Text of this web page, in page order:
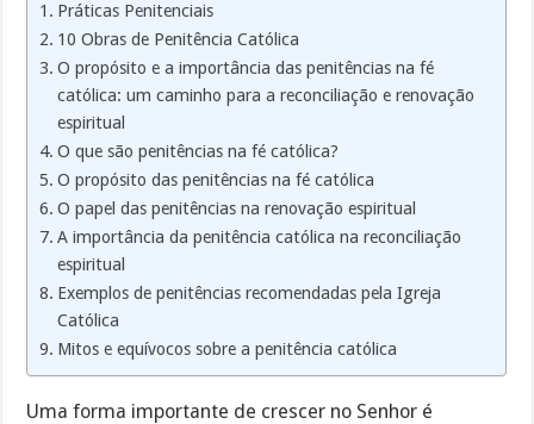
Práticas Penitenciais
10 Obras de Penitência Católica
O propósito e a importância das penitências na fé
católica: um caminho para a reconciliação e renovação
espiritual
O que são penitências na fé católica?
O propósito das penitências na fé católica
O papel das penitências na renovação espiritual
A importância da penitência católica na reconciliação
espiritual
Exemplos de penitências recomendadas pela Igreja
Católica
Mitos e equívocos sobre a penitência católica
Uma forma importante de crescer no Senhor é